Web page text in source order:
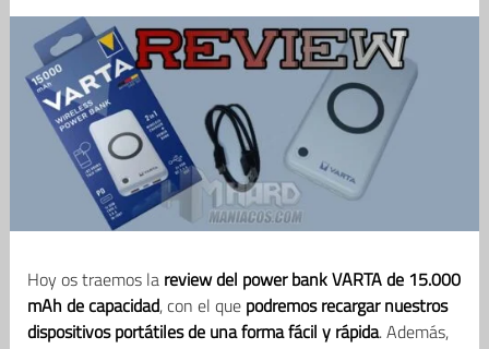
Hoy os traemos la review del power bank VARTA de 15.000
mAh de capacidad, con el que podremos recargar nuestros
dispositivos portátiles de una forma fácil y rápida. Además,